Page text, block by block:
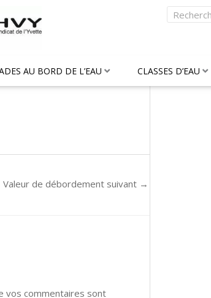
AU BORD DE L’EAU CLASSES D’EAU
Valeur de débordement suivant →
vos commentaires sont